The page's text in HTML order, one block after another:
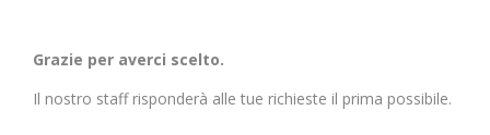
Grazie per averci scelto.
Il nostro staff risponderà alle tue richieste il prima possibile.